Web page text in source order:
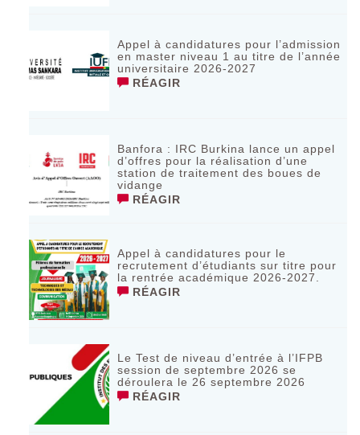
Appel à candidatures pour l’admission
en master niveau 1 au titre de l’année
universitaire 2026-2027
RÉAGIR
Banfora : IRC Burkina lance un appel
d’offres pour la réalisation d’une
station de traitement des boues de
vidange
RÉAGIR
Appel à candidatures pour le
recrutement d’étudiants sur titre pour
la rentrée académique 2026-2027.
RÉAGIR
Le Test de niveau d’entrée à l’IFPB
session de septembre 2026 se
déroulera le 26 septembre 2026
RÉAGIR